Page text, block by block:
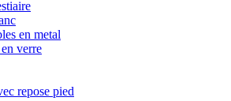
en metal
verre
repose pied